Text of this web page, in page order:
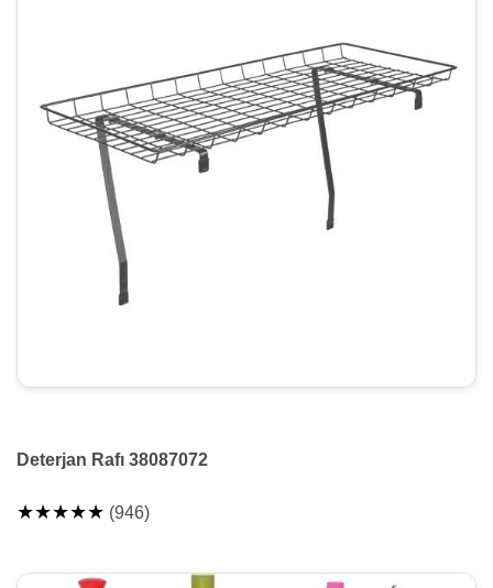
Deterjan Rafı 38087072
★★★★★ (946)